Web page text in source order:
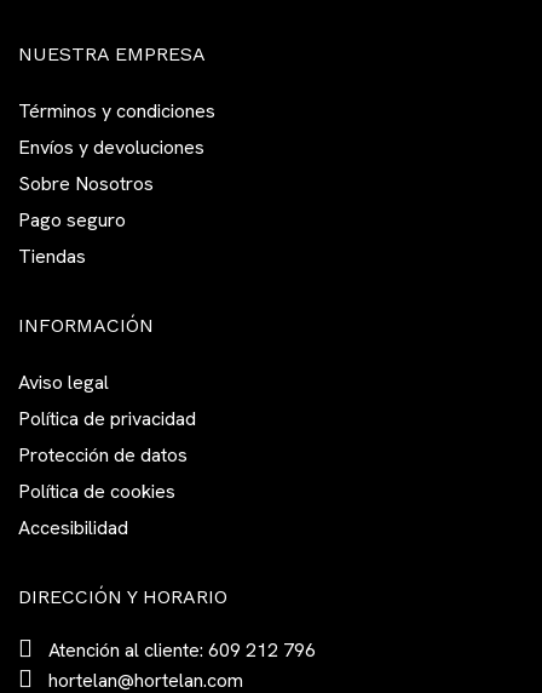
NUESTRA EMPRESA
Términos y condiciones
Envíos y devoluciones
Sobre Nosotros
Pago seguro
Tiendas
INFORMACIÓN
Aviso legal
Política de privacidad
Protección de datos
Política de cookies
Accesibilidad
DIRECCIÓN Y HORARIO
Atención al cliente: 609 212 796
hortelan@hortelan.com